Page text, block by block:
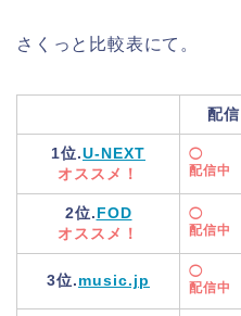
さくっと比較表にて。
配信
1位.U-NEXT
オススメ！
◯
配信中
2位.FOD
オススメ！
◯
配信中
3位.music.jp
◯
配信中